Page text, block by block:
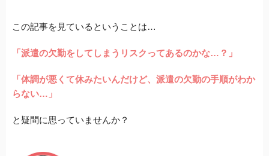
この記事を見ているということは…
「派遣の欠勤をしてしまうリスクってあるのかな…？」
「体調が悪くて休みたいんだけど、派遣の欠勤の手順がわか
らない…」
と疑問に思っていませんか？